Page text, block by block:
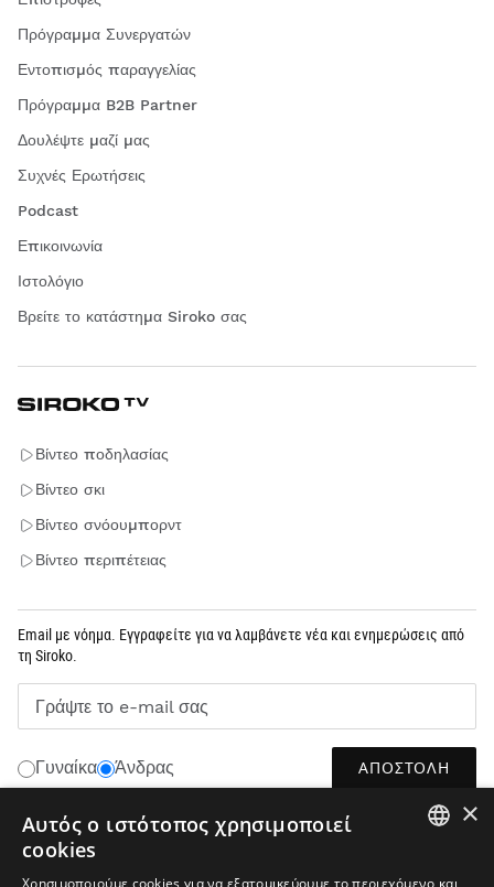
Πρόγραμμα Συνεργατών
Εντοπισμός παραγγελίας
Πρόγραμμα B2B Partner
Δουλέψτε μαζί μας
Συχνές Ερωτήσεις
Podcast
Επικοινωνία
Ιστολόγιο
Βρείτε το κατάστημα Siroko σας
Βίντεο ποδηλασίας
Βίντεο σκι
Βίντεο σνόουμπορντ
Βίντεο περιπέτειας
Email με νόημα. Εγγραφείτε για να λαμβάνετε νέα και ενημερώσεις από
τη Siroko.
Γράψτε το e-mail σας
Γυναίκα Άνδρας ΑΠΟΣΤΟΛΉ
ΕΛΛΗΝΙΚΆ
×
Αυτός ο ιστότοπος χρησιμοποιεί
cookies
Χρησιμοποιούμε cookies για να εξατομικεύουμε το περιεχόμενο και